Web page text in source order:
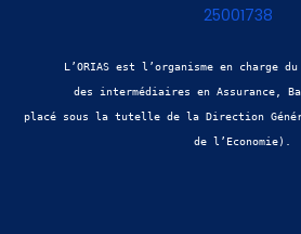
25001738
L’ORIAS est l’organisme en charge
des intermédiaires en Assurance,
placé sous la tutelle de la Direction
de l’Economie).